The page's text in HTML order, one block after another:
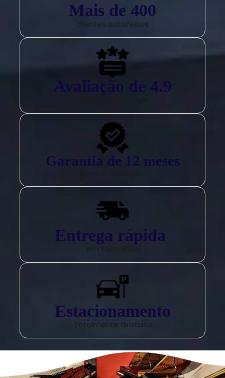
Mais de 400
clientes satisfeitos
Avaliação de 4.9
Garantia de 12 meses
Entrega rápida
em todo Brasil
Estacionamento
Totalmente Gratuito